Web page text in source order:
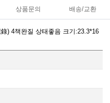
상품문의 배송/교환
) 4책완질 상태좋음 크기:23.3*16